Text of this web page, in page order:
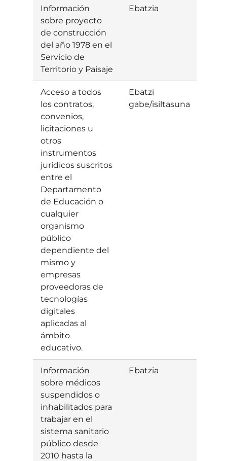
Información
sobre proyecto
de construcción
del año 1978 en el
Servicio de
Territorio y Paisaje
Ebatzia
Acceso a todos
los contratos,
convenios,
licitaciones u
otros
instrumentos
jurídicos suscritos
entre el
Departamento
de Educación o
cualquier
organismo
público
dependiente del
mismo y
empresas
proveedoras de
tecnologías
digitales
aplicadas al
ámbito
educativo.
Ebatzi
gabe/isiltasuna
Información
sobre médicos
suspendidos o
inhabilitados para
trabajar en el
sistema sanitario
público desde
2010 hasta la
Ebatzia